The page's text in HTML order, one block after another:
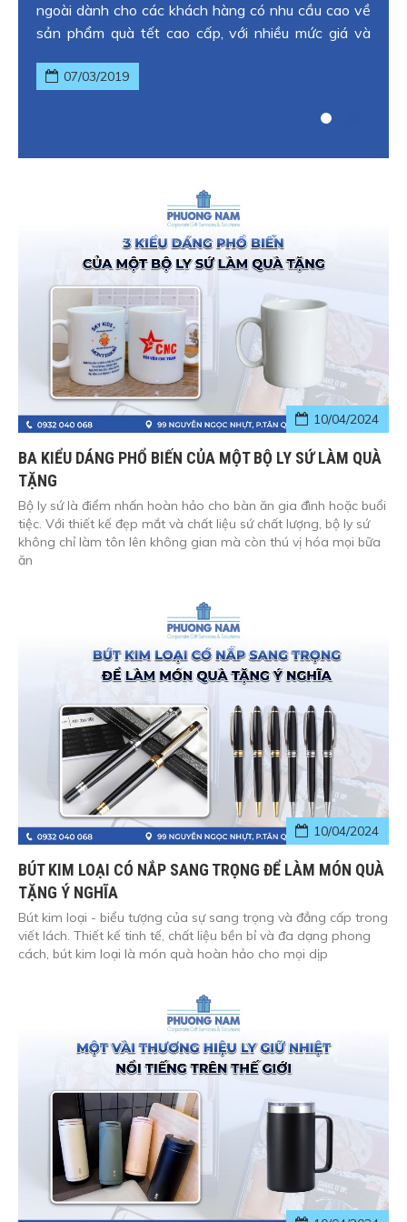
ngoài dành cho các khách hàng có nhu cầu cao về
sản phẩm quà tết cao cấp, với nhiều mức giá và
tương đối riêng của
07/03/2019
10/04/2024
BA KIỂU DÁNG PHỔ BIẾN CỦA MỘT BỘ LY SỨ LÀM QUÀ
TẶNG
Bộ ly sứ là điểm nhấn hoàn hảo cho bàn ăn gia đình hoặc buổi
tiệc. Với thiết kế đẹp mắt và chất liệu sứ chất lượng, bộ ly sứ
không chỉ làm tôn lên không gian mà còn thú vị hóa mọi bữa
ăn
10/04/2024
BÚT KIM LOẠI CÓ NẮP SANG TRỌNG ĐỂ LÀM MÓN QUÀ
TẶNG Ý NGHĨA
Bút kim loại - biểu tượng của sự sang trọng và đẳng cấp trong
viết lách. Thiết kế tinh tế, chất liệu bền bỉ và đa dạng phong
cách, bút kim loại là món quà hoàn hảo cho mọi dịp